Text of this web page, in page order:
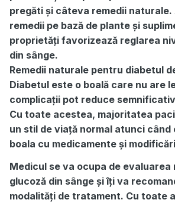
pregăti și câteva remedii
remedii pe bază de plante și
proprietăți favorizează reglarea
din sânge.
Remedii naturale pentru diabetul
Diabetul este o boală care nu are
complicații pot reduce
Cu toate acestea, majoritatea
un stil de viață normal atunci când
boala cu medicamente și
Medicul se va ocupa de evaluarea
glucoză din sânge și îți va
modalități de tratament. Cu toate